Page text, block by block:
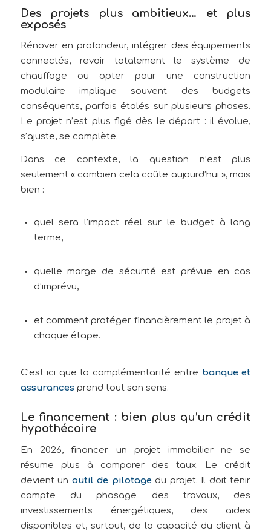
Des projets plus ambitieux… et plus
exposés
Rénover en profondeur, intégrer des équipements
connectés, revoir totalement le système de
chauffage ou opter pour une construction
modulaire implique souvent des budgets
conséquents, parfois étalés sur plusieurs phases.
Le projet n’est plus figé dès le départ : il évolue,
s’ajuste, se complète.
Dans ce contexte, la question n’est plus
seulement « combien cela coûte aujourd’hui », mais
bien :
quel sera l’impact réel sur le budget à long
terme,
quelle marge de sécurité est prévue en cas
d’imprévu,
et comment protéger financièrement le projet à
chaque étape.
C’est ici que la complémentarité entre banque et
assurancesprend tout son sens.
Le financement : bien plus qu’un crédit
hypothécaire
En 2026, financer un projet immobilier ne se
résume plus à comparer des taux. Le crédit
devient un outil de pilotage du projet. Il doit tenir
compte du phasage des travaux, des
investissements énergétiques, des aides
disponibles et, surtout, de la capacité du client à